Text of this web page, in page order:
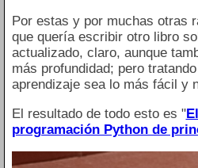
Por estas y por muchas otras
que quería escribir otro libro
actualizado, claro, aunque
más profundidad; pero
aprendizaje sea lo más fácil y
El resultado de todo esto es "
programación Python de